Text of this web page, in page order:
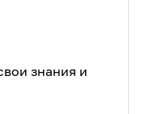
знания и